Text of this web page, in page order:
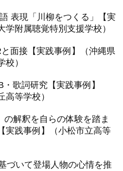
表現「川柳をつくる」【実
学附属聴覚特別支援学校）
面接【実践事例】（沖縄県
校）
歌詞研究【実践事例】
高等学校）
の解釈を自らの体験を踏ま
実践事例】（小松市立高等
づいて登場人物の心情を推